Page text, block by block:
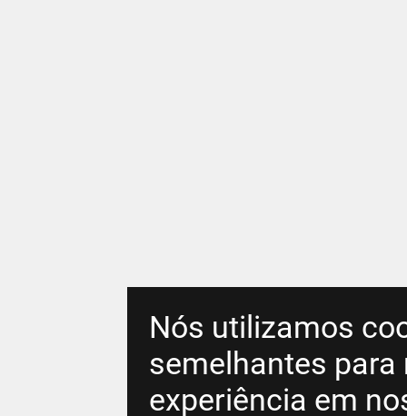
Nós utilizamos
semelhantes para
experiência em